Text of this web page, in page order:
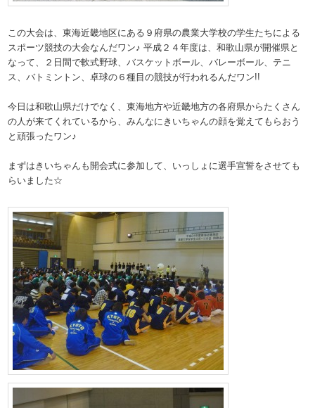
この大会は、東海近畿地区にある９府県の農業大学校の学生たちによる
スポーツ競技の大会なんだワン♪ 平成２４年度は、和歌山県が開催県と
なって、２日間で軟式野球、バスケットボール、バレーボール、テニ
ス、バトミントン、卓球の６種目の競技が行われるんだワン!!
今日は和歌山県だけでなく、東海地方や近畿地方の各府県からたくさん
の人が来てくれているから、みんなにきいちゃんの顔を覚えてもらおう
と頑張ったワン♪
まずはきいちゃんも開会式に参加して、いっしょに選手宣誓をさせても
らいました☆